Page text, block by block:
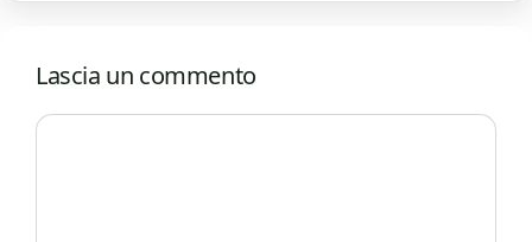
Lascia un commento
Commento